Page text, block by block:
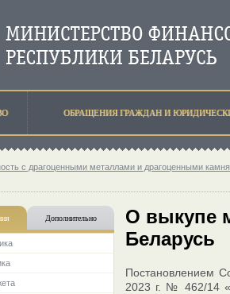
ОБРАЩЕНИЯ ГРАЖДАН И
с драгоценными металлами и драгоценными
Дополнительно
О выкупе
Беларусь
Постановлением
2023 г. № 462/14